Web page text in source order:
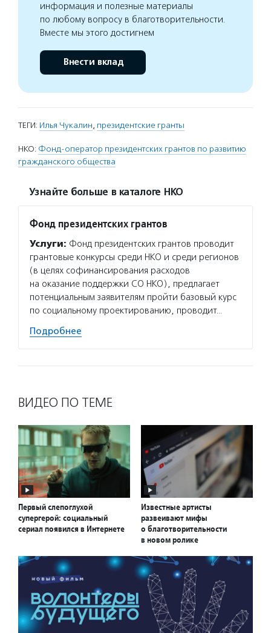
информация и полезные материалы
по любому вопросу в благотворительности.
Вместе мы этого достигнем
Внести вклад
ТЕГИ: Илья Чукалин, президентские гранты
НКО: Фонд-оператор президентских грантов по развитию
гражданского общества
Узнайте больше в каталоге НКО
Фонд президентских грантов
Услуги: Фонд президентских грантов проводит
грантовые конкурсы среди НКО и среди регионов
(в целях софинансирования расходов
на оказание поддержки СО НКО), предлагает
потенциальным заявителям пройти базовый курс
по социальному проектированию, проводит…
Подробнее
ВИДЕО ПО ТЕМЕ
Первый слепоглухой
супергерой: социальный
сериал появился в Интернете
Известные артисты
развеивают мифы
о благотворительности
в новом ролике